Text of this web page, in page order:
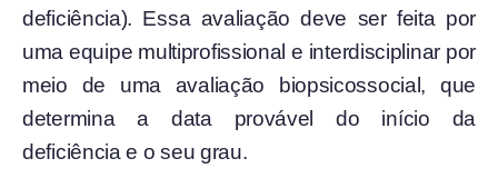
deficiência). Essa avaliação deve ser feita por
uma equipe multiprofissional e interdisciplinar por
meio de uma avaliação biopsicossocial, que
determina a data provável do início da
deficiência e o seu grau.